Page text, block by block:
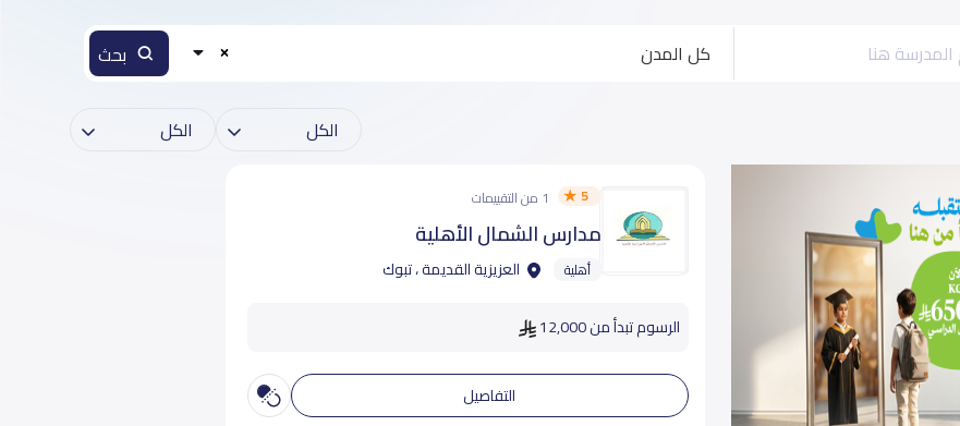
كل المدن
5 1 من التقييمات
مدارس الشمال الأهلية
أهلية العزيزية القديمة ، تبوك
الرسوم تبدأ من 12,000
التفاصيل